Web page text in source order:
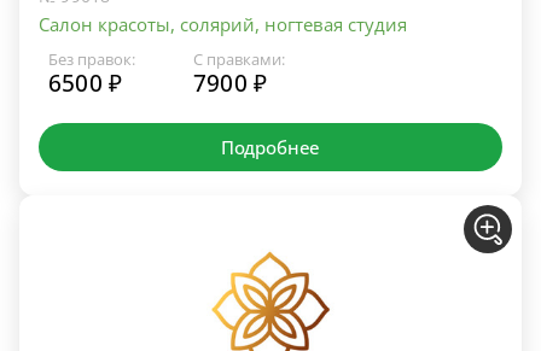
Салон красоты, солярий, ногтевая студия
Без правок:
6500 ₽
С правками:
7900 ₽
Подробнее